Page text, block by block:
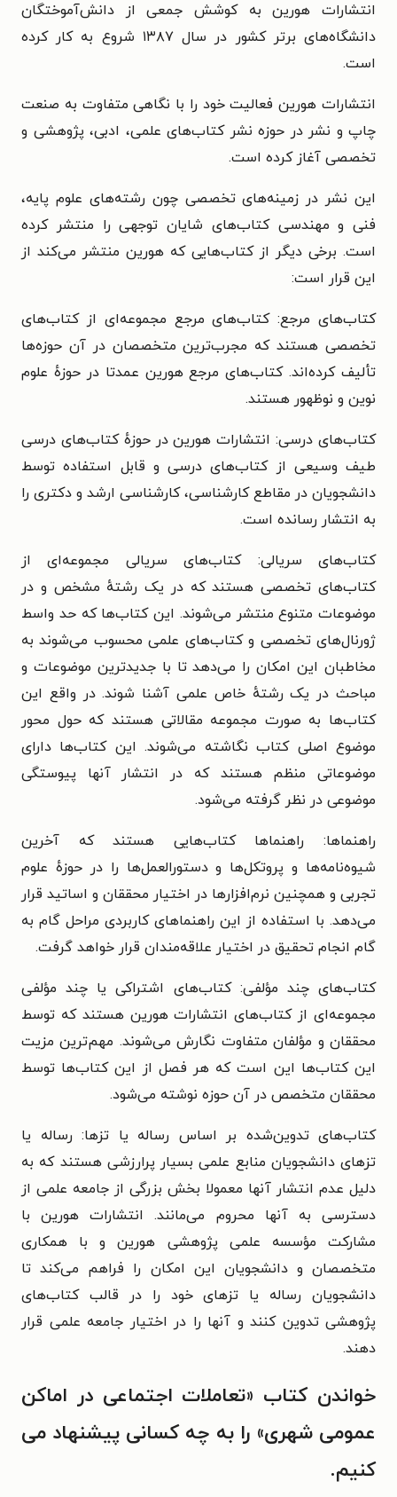
انتشارات هورین به کوشش جمعی از دانش‌آموختگان
دانشگاه‌های برتر کشور در سال ۱۳۸۷ شروع به کار کرده
است.
انتشارات هورین فعالیت خود را با نگاهی متفاوت به صنعت
چاپ و نشر در حوزه نشر کتاب‌های علمی، ادبی، پژوهشی و
تخصصی آغاز کرده است.
این نشر در زمینه‌های تخصصی چون رشته‌های علوم پایه،
فنی و مهندسی کتاب‌های شایان توجهی را منتشر کرده
است. برخی دیگر از کتاب‌هایی که هورین منتشر می‌کند از
این قرار است:
کتاب‌های مرجع: کتاب‌های مرجع مجموعه‌ای از کتاب‌های
تخصصی هستند که مجرب‌ترین متخصصان در آن حوزه‌ها
تألیف کرده‌اند. کتاب‌های مرجع هورین عمدتا در حوزهٔ علوم
نوین و نوظهور هستند.
کتاب‌های درسی: انتشارات هورین در حوزهٔ کتاب‌های درسی
طیف وسیعی از کتاب‌های درسی و قابل استفاده توسط
دانشجویان در مقاطع کارشناسی، کارشناسی ارشد و دکتری را
به انتشار رسانده است.
کتاب‌های سریالی: کتاب‌های سریالی مجموعه‌ای از
کتاب‌های تخصصی هستند که در یک رشتهٔ مشخص و در
موضوعات متنوع منتشر می‌شوند. این کتاب‌ها که حد واسط
ژورنال‌های تخصصی و کتاب‌های علمی محسوب می‌شوند به
مخاطبان این امکان را می‌دهد تا با جدیدترین موضوعات و
مباحث در یک رشتهٔ خاص علمی آشنا شوند. در واقع این
کتاب‌ها به صورت مجموعه مقالاتی هستند که حول محور
موضوع اصلی کتاب نگاشته می‌شوند. این کتاب‌ها دارای
موضوعاتی منظم هستند که در انتشار آنها پیوستگی
موضوعی در نظر گرفته می‌شود.
راهنماها: راهنماها کتاب‌هایی هستند که آخرین
شیوه‌نامه‌ها و پروتکل‌ها و دستورالعمل‌ها را در حوزهٔ علوم
تجربی و همچنین نرم‌افزارها در اختیار محققان و اساتید قرار
می‌دهد. با استفاده از این راهنماهای کاربردی مراحل گام به
گام انجام تحقیق در اختیار علاقه‌مندان قرار خواهد گرفت.
کتاب‌های چند مؤلفی: کتاب‌های اشتراکی یا چند مؤلفی
مجموعه‌ای از کتاب‌های انتشارات هورین هستند که توسط
محققان و مؤلفان متفاوت نگارش می‌شوند. مهم‌ترین مزیت
این کتاب‌ها این است که هر فصل از این کتاب‌ها توسط
محققان متخصص در آن حوزه نوشته می‌شود.
کتاب‌های تدوین‌شده بر اساس رساله یا تزها: رساله یا
تزهای دانشجویان منابع علمی بسیار پرارزشی هستند که به
دلیل عدم انتشار آنها معمولا بخش بزرگی از جامعه علمی از
دسترسی به آنها محروم می‌‌مانند. انتشارات هورین با
مشارکت مؤسسه علمی پژوهشی هورین و با همکاری
متخصصان و دانشجویان این امکان را فراهم می‌کند تا
دانشجویان رساله یا تزهای خود را در قالب کتاب‌های
پژوهشی تدوین کنند و آنها را در اختیار جامعه علمی قرار
دهند.
خواندن کتاب «تعاملات اجتماعی در اماکن
عمومی شهری» را به چه کسانی پیشنهاد می‌
کنیم.